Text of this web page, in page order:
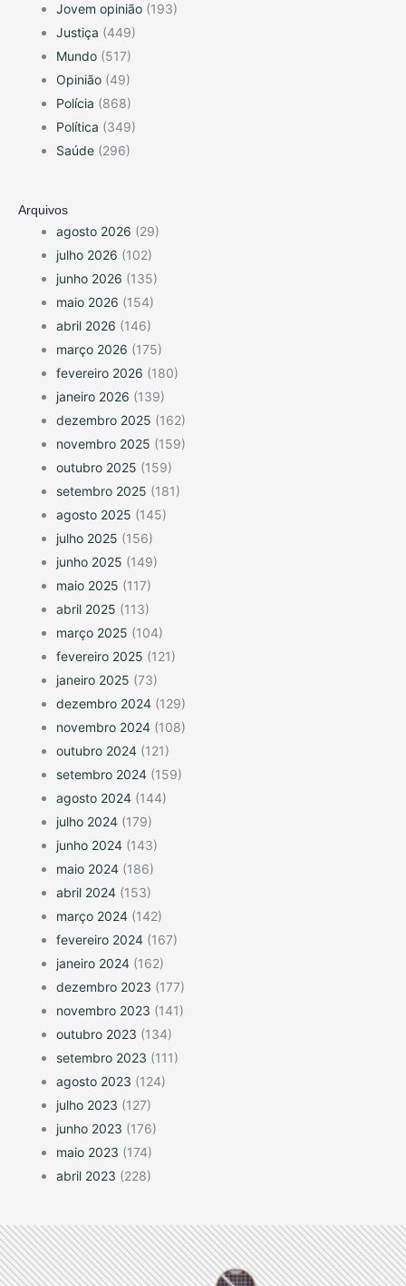
Jovem opinião (193)
Justiça (449)
Mundo (517)
Opinião (49)
Polícia (868)
Política (349)
Saúde (296)
Arquivos
agosto 2026 (29)
julho 2026 (102)
junho 2026 (135)
maio 2026 (154)
abril 2026 (146)
março 2026 (175)
fevereiro 2026 (180)
janeiro 2026 (139)
dezembro 2025 (162)
novembro 2025 (159)
outubro 2025 (159)
setembro 2025 (181)
agosto 2025 (145)
julho 2025 (156)
junho 2025 (149)
maio 2025 (117)
abril 2025 (113)
março 2025 (104)
fevereiro 2025 (121)
janeiro 2025 (73)
dezembro 2024 (129)
novembro 2024 (108)
outubro 2024 (121)
setembro 2024 (159)
agosto 2024 (144)
julho 2024 (179)
junho 2024 (143)
maio 2024 (186)
abril 2024 (153)
março 2024 (142)
fevereiro 2024 (167)
janeiro 2024 (162)
dezembro 2023 (177)
novembro 2023 (141)
outubro 2023 (134)
setembro 2023 (111)
agosto 2023 (124)
julho 2023 (127)
junho 2023 (176)
maio 2023 (174)
abril 2023 (228)